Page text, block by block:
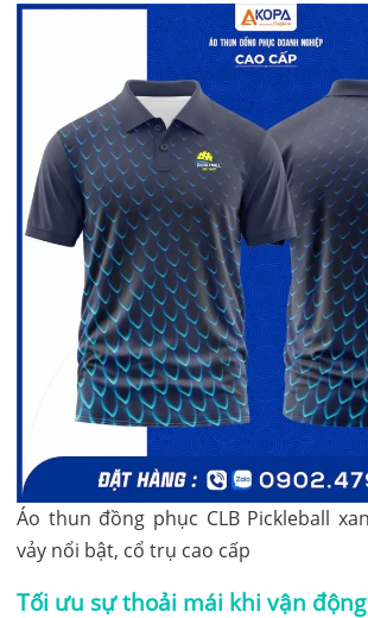
Áo thun đồng phục CLB Pickleball
vảy nổi bật, cổ trụ cao cấp
Tối ưu sự thoải mái khi vận động